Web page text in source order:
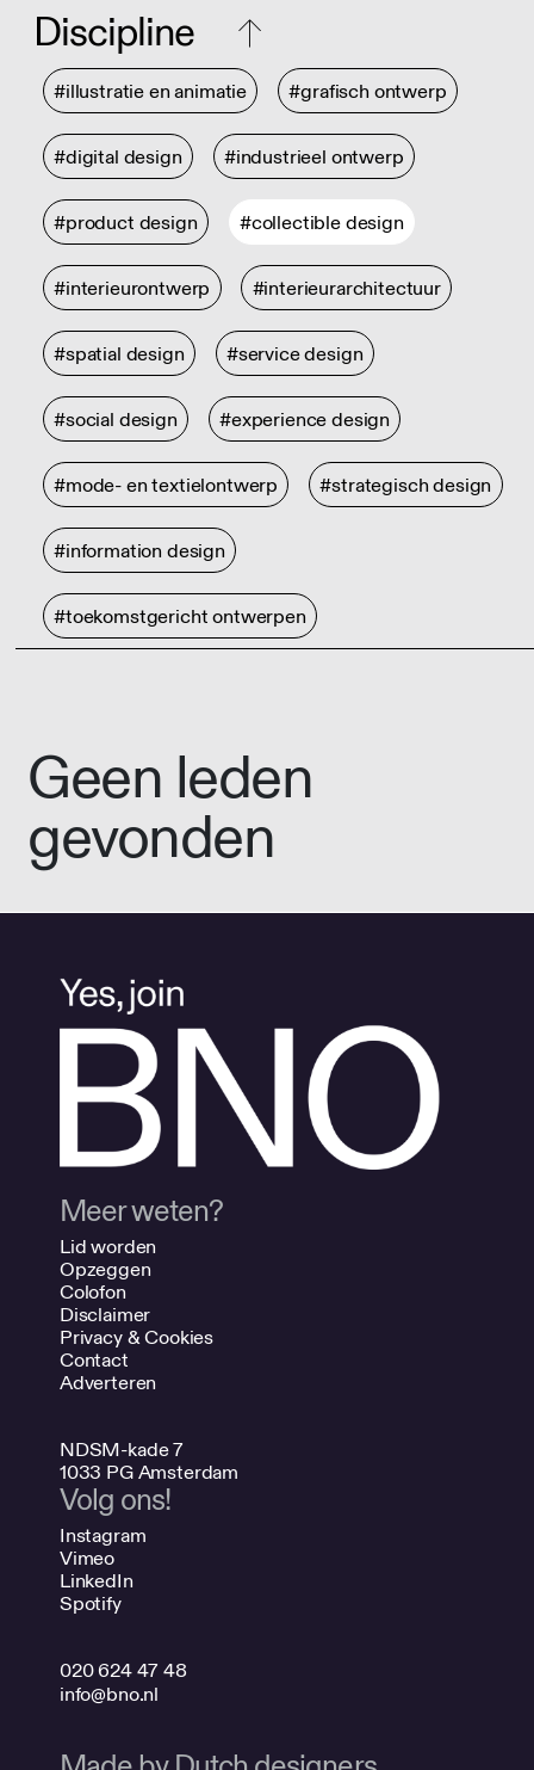
Discipline
#illustratie en animatie #grafisch ontwerp
#digital design #industrieel ontwerp
#product design #collectible design
#interieurontwerp #interieurarchitectuur
#spatial design #service design
#social design #experience design
#mode- en textielontwerp #strategisch design
#information design
#toekomstgericht ontwerpen
Geen leden
gevonden
Meer weten?
Lid worden
Opzeggen
Colofon
Disclaimer
Privacy & Cookies
Contact
Adverteren
NDSM-kade 7
1033 PG Amsterdam
Volg ons!
Instagram
Vimeo
LinkedIn
Spotify
020 624 47 48
info@bno.nl